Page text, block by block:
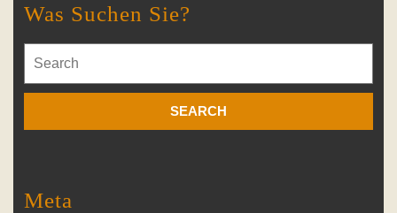
Was Suchen Sie?
for:
Meta